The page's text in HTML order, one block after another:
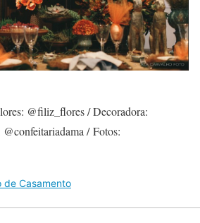
@filiz_flores / Decoradora:
/ Fotos:
de Casamento